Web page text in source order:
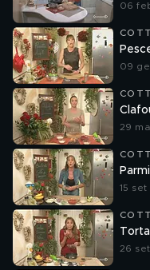
06
09
29
15 set
26